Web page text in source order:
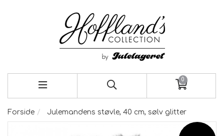
0
Forside Julemandens støvle, 40 cm, sølv glitter